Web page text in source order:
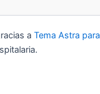
a Tema Astra para